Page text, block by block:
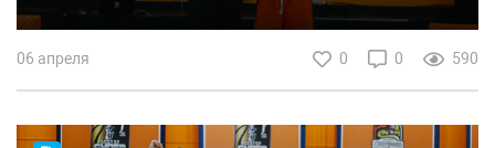
06 апреля 0 0 590